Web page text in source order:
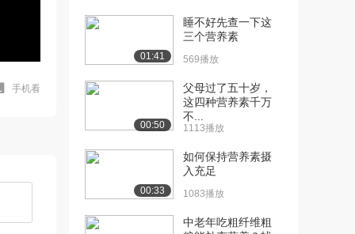
手机看
01:41
睡不好先查一下这
三个营养素
569播放
00:50
父母过了五十岁，
这四种营养素千万
不...
1113播放
00:33
如何保持营养素摄
入充足
1083播放
中老年吃粗纤维粗